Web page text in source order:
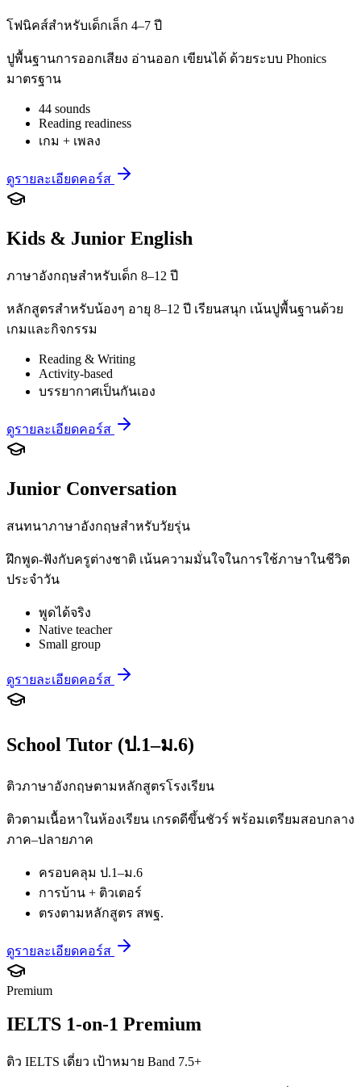
โฟนิคส์สำหรับเด็กเล็ก 4–7 ปี
ปูพื้นฐานการออกเสียง อ่านออก เขียนได้ ด้วยระบบ Phonics
มาตรฐาน
44 sounds
Reading readiness
เกม + เพลง
ดูรายละเอียดคอร์ส
Kids & Junior English
ภาษาอังกฤษสำหรับเด็ก 8–12 ปี
หลักสูตรสำหรับน้องๆ อายุ 8–12 ปี เรียนสนุก เน้นปูพื้นฐานด้วย
เกมและกิจกรรม
Reading & Writing
Activity-based
บรรยากาศเป็นกันเอง
ดูรายละเอียดคอร์ส
Junior Conversation
สนทนาภาษาอังกฤษสำหรับวัยรุ่น
ฝึกพูด-ฟังกับครูต่างชาติ เน้นความมั่นใจในการใช้ภาษาในชีวิต
ประจำวัน
พูดได้จริง
Native teacher
Small group
ดูรายละเอียดคอร์ส
School Tutor (ป.1–ม.6)
ติวภาษาอังกฤษตามหลักสูตรโรงเรียน
ติวตามเนื้อหาในห้องเรียน เกรดดีขึ้นชัวร์ พร้อมเตรียมสอบกลาง
ภาค–ปลายภาค
ครอบคลุม ป.1–ม.6
การบ้าน + ติวเตอร์
ตรงตามหลักสูตร สพฐ.
ดูรายละเอียดคอร์ส
Premium
IELTS 1-on-1 Premium
ติว IELTS เดี่ยว เป้าหมาย Band 7.5+